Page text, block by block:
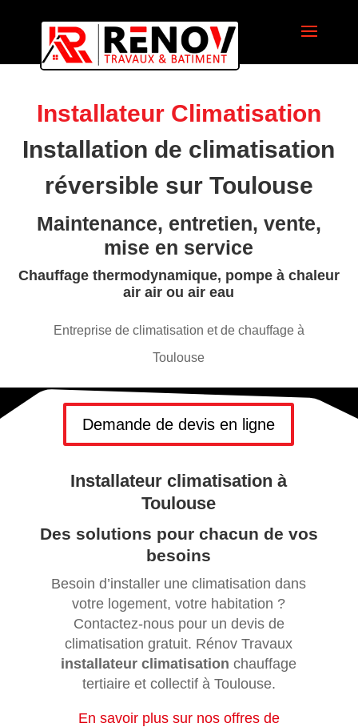
Installateur Climatisation
Installation de climatisation
réversible sur Toulouse
Maintenance, entretien, vente,
mise en service
Chauffage thermodynamique, pompe à chaleur
air air ou air eau
Entreprise de climatisation et de chauffage à
Toulouse
Demande de devis en ligne
Installateur climatisation à
Toulouse
Des solutions pour chacun de vos
besoins
Besoin d’installer une climatisation dans
votre logement, votre habitation ?
Contactez-nous pour un devis de
climatisation gratuit. Rénov Travaux
installateur climatisation chauffage
tertiaire et collectif à Toulouse.
En savoir plus sur nos offres de